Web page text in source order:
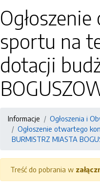
sportu na
dotacji
Informacje Ogłoszenia i
Ogłoszenie otwartego
BURMISTRZ MIASTA
Treść do pobrania w